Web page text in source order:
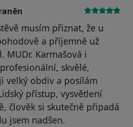
musím přiznat, že u
a příjemně už
Karmašová i
skvělé,
velký obdiv a posílám
přístup, vysvětlení
člověk si skutečně připadá
jsem nadšen.